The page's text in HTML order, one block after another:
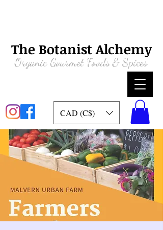
The Botanist Alchemy
Organic Gourmet Foods & Spices
CAD (C$)